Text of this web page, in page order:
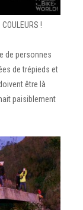
!
de personnes
de trépieds et
être là
paisiblement